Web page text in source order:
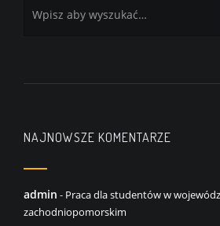
NAJNOWSZE KOMENTARZE
admin - Praca dla studentów w
zachodniopomorskim